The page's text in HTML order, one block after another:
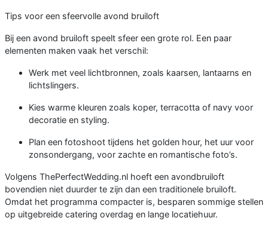
Tips voor een sfeervolle avond bruiloft
Bij een avond bruiloft speelt sfeer een grote rol. Een paar
elementen maken vaak het verschil:
Werk met veel lichtbronnen, zoals kaarsen, lantaarns en
lichtslingers.
Kies warme kleuren zoals koper, terracotta of navy voor
decoratie en styling.
Plan een fotoshoot tijdens het golden hour, het uur voor
zonsondergang, voor zachte en romantische foto’s.
Volgens ThePerfectWedding.nl hoeft een avondbruiloft
bovendien niet duurder te zijn dan een traditionele bruiloft.
Omdat het programma compacter is, besparen sommige stellen
op uitgebreide catering overdag en lange locatiehuur.